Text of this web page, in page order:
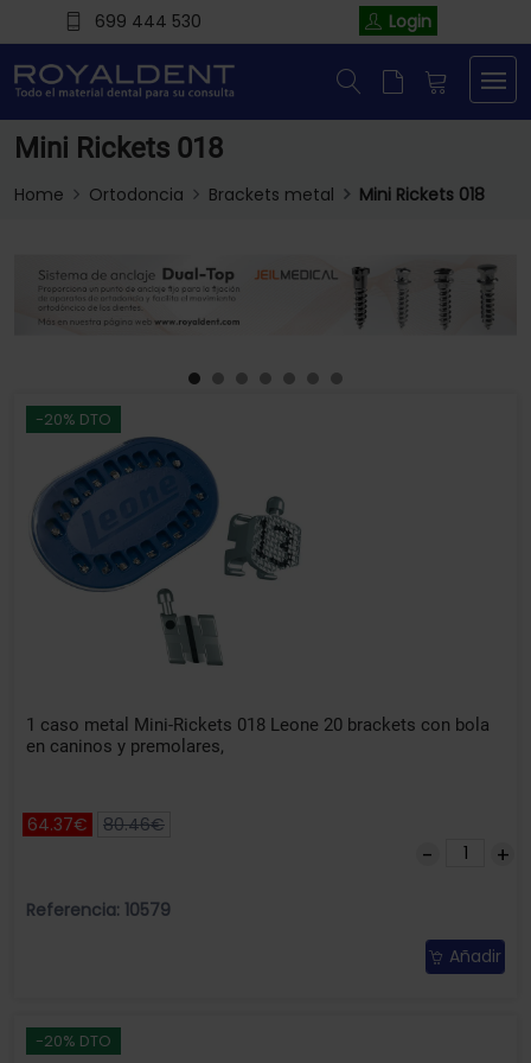
699 444 530 Login
Mini Rickets 018
Home Ortodoncia Brackets metal Mini Rickets 018
-20% DTO
1 caso metal Mini-Rickets 018 Leone 20 brackets con bola
en caninos y premolares,
64.37€ 80.46€
Referencia: 10579
Añadir
-20% DTO